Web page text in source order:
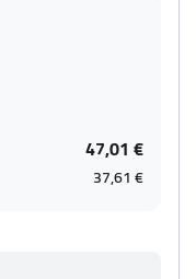
47,01 €
37,61 €